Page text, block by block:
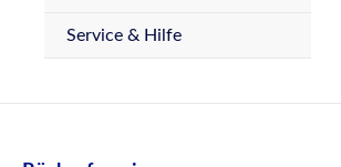
Service & Hilfe